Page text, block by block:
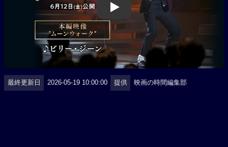
Play
最終更新日 2026-05-19 10:00:00 提供 映画の時間編集部